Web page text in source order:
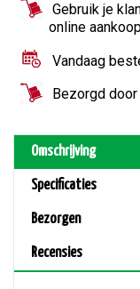
Gebruik je
online
Vandaag
Bezorgd
Omschrijving
Specificaties
Bezorgen
Recensies